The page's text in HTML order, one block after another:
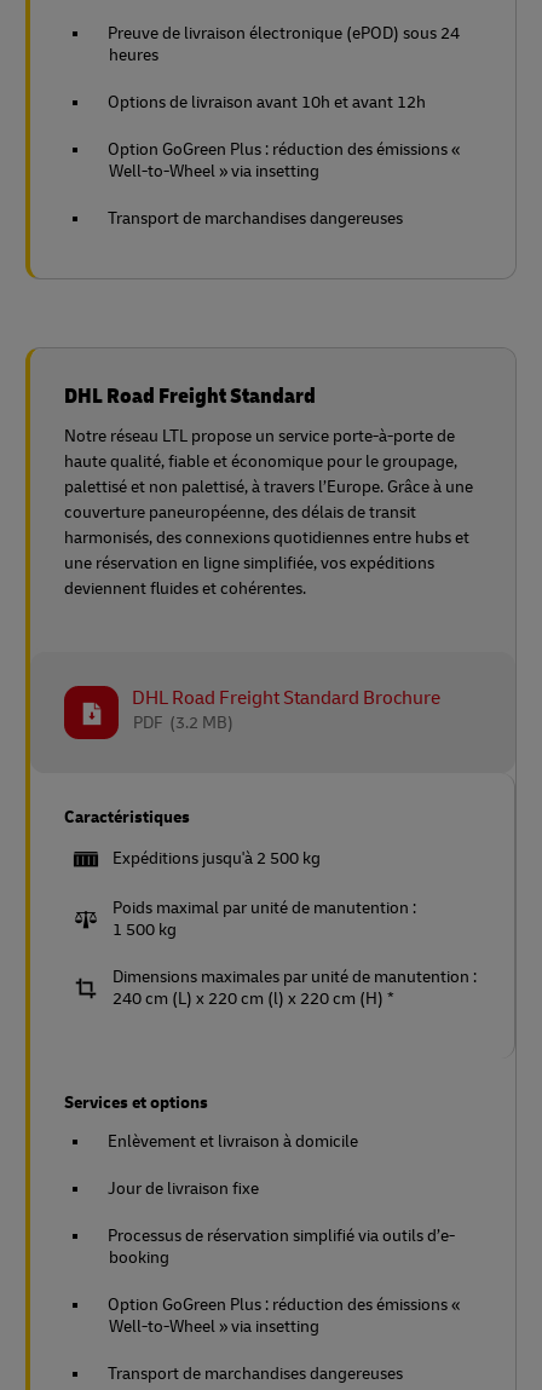
Preuve de livraison électronique (ePOD) sous 24
heures
Options de livraison avant 10h et avant 12h
Option GoGreen Plus : réduction des émissions «
Well-to-Wheel » via insetting
Transport de marchandises dangereuses
DHL Road Freight Standard
Notre réseau LTL propose un service porte-à-porte de
haute qualité, fiable et économique pour le groupage,
palettisé et non palettisé, à travers l’Europe. Grâce à une
couverture paneuropéenne, des délais de transit
harmonisés, des connexions quotidiennes entre hubs et
une réservation en ligne simplifiée, vos expéditions
deviennent fluides et cohérentes.
DHL Road Freight Standard Brochure
(3.2 MB)
PDF
Caractéristiques
Expéditions jusqu'à 2 500 kg
Poids maximal par unité de manutention :
1 500 kg
Dimensions maximales par unité de manutention :
240 cm (L) x 220 cm (l) x 220 cm (H) *
Services et options
Enlèvement et livraison à domicile
Jour de livraison fixe
Processus de réservation simplifié via outils d’e-
booking
Option GoGreen Plus : réduction des émissions «
Well-to-Wheel » via insetting
Transport de marchandises dangereuses